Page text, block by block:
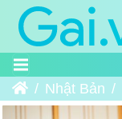
HomeNhật Bản